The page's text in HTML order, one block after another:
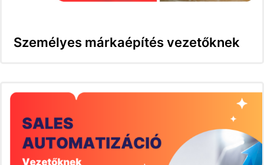
Személyes márkaépítés vezetőknek